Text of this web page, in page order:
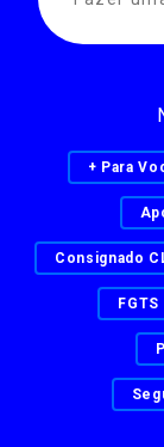
+ Para
Consignado
FGTS